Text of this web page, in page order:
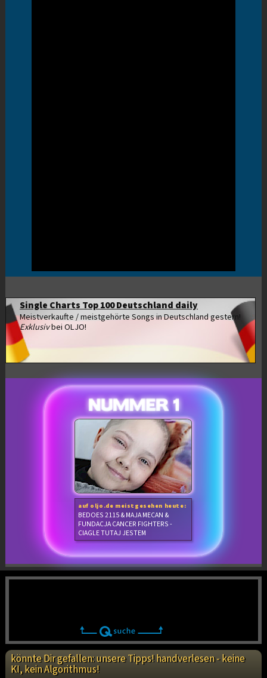
Single Charts Top 100 Deutschland daily
Meistverkaufte / meistgehörte Songs in Deutschland gestern!
Exklusivbei OLJO!
auf oljo.de meistgesehen heute:
BEDOES 2115 & MAJA MECAN &
FUNDACJA CANCER FIGHTERS -
CIAGLE TUTAJ JESTEM
könnte Dir gefallen: unsere Tipps! handverlesen - keine
KI, kein Algorithmus!